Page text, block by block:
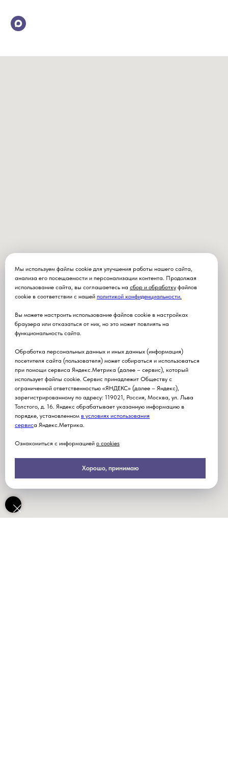
Мы используем файлы cookie для улучшения работы нашего сайта,
анализа его посещаемости и персонализации контента. Продолжая
использование сайта, вы соглашаетесь на сбор и обработку файлов
cookie в соответствии с нашей политикой конфиденциальности.
Вы можете настроить использование файлов cookie в настройках
браузера или отказаться от них, но это может повлиять на
функциональность сайта.
Обработка персональных данных и иных данных (информация)
посетителя сайта (пользователя) может собираться и использоваться
при помощи сервиса Яндекс.Метрика (далее – сервис), который
использует файлы cookie. Сервис принадлежит Обществу с
ограниченной ответственностью «ЯНДЕКС» (далее – Яндекс),
зарегистрированному по адресу: 119021, Россия, Москва, ул. Льва
Толстого, д. 16. Яндекс обрабатывает указанную информацию в
порядке, установленном в условиях использования
сервиса Яндекс.Метрика.
Ознакомиться с информацией о cookies
Хорошо, принимаю